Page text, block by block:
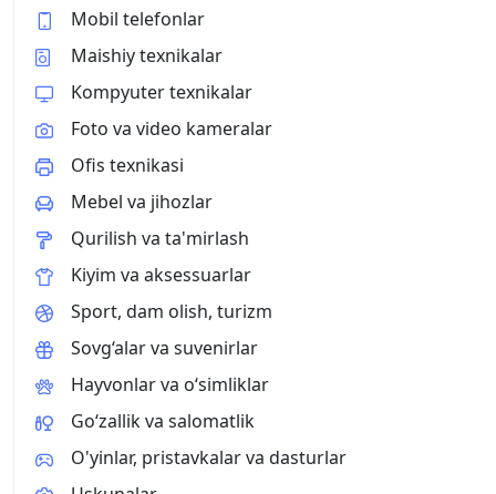
Mobil telefonlar
Maishiy texnikalar
Kompyuter texnikalar
Foto va video kameralar
Ofis texnikasi
Mebel va jihozlar
Qurilish va ta'mirlash
Kiyim va aksessuarlar
Sport, dam olish, turizm
Sovg‘alar va suvenirlar
Hayvonlar va o‘simliklar
Go‘zallik va salomatlik
O'yinlar, pristavkalar va dasturlar